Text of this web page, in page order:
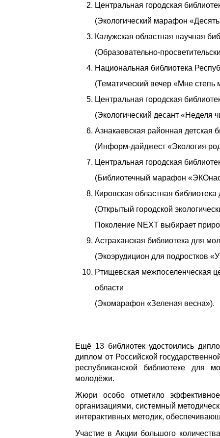
Центральная городская
(Экологический марафон
Калужская областная научная
(Образовательно-
Национальная библиотека
(Тематический вечер «Мне
Центральная городская
(Экологический десант «Неделя
Азнакаевская районная детская
(Информ-дайджест «Экология
Центральная городская
(Библиотечный марафон
Кировская областная
(Открытый городской
Поколение NEXT выбирает
Астраханская библиотека для
(Экоэрудицион для подростков
Ртищевская межпоселенческая
области
(Экомарафон «Зеленая весна»).
Ещё 13 библиотек удостоились
диплом от Российской
республиканской библиотеке для
молодёжи.
Жюри особо отметило
организациями, системный
интерактивных методик,
Участие в Акции большого